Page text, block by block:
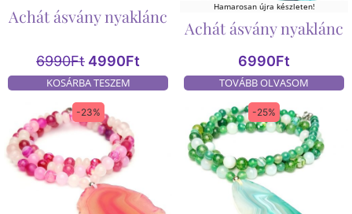
Achát ásvány nyaklánc
6990Ft 4990Ft
KOSÁRBA TESZEM
Hamarosan újra készleten!
Achát ásvány nyaklánc
6990Ft
TOVÁBB OLVASOM
-23% -25%